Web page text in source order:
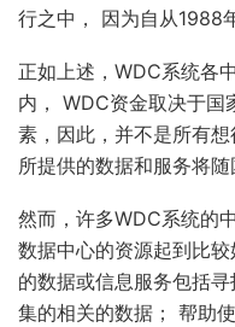
行之中， 因为自从1988
正如上述，WDC系统各
内， WDC资金取决于国
素，因此，并不是所有想
所提供的数据和服务将随
然而，许多WDC系统的
数据中心的资源起到比
的数据或信息服务包括
集的相关的数据； 帮助